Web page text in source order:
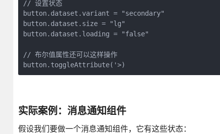
// 设置状态
button.dataset.variant = "secondary"
button.dataset.size = "lg"
button.dataset.loading = "false"
// 布尔值属性还可以这样操作
button.toggleAttribute('>)
实际案例：消息通知组件
假设我们要做一个消息通知组件，它有这些状态：